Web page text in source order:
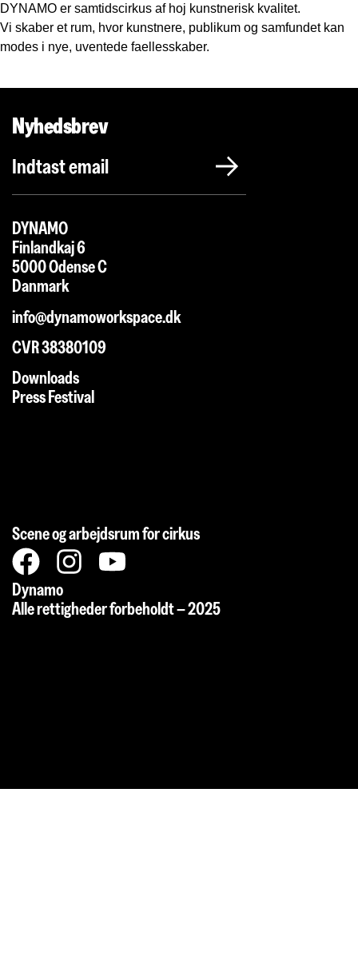
DYNAMO er samtidscirkus af hoj kunstnerisk kvalitet.
Vi skaber et rum, hvor kunstnere, publikum og samfundet kan
modes i nye, uventede faellesskaber.
Nyhedsbrev
DYNAMO
Finlandkaj 6
5000 Odense C
Danmark
info@dynamoworkspace.dk
CVR 38380109
Downloads
Press Festival
Scene og arbejdsrum for cirkus
Dynamo
Alle rettigheder forbeholdt – 2025